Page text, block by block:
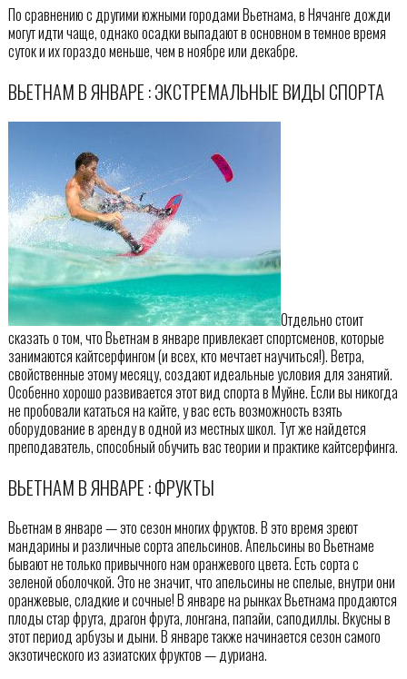
По сравнению с другими южными городами Вьетнама, в Нячанге дожди
могут идти чаще, однако осадки выпадают в основном в темное время
суток и их гораздо меньше, чем в ноябре или декабре.
ВЬЕТНАМ В ЯНВАРЕ : ЭКСТРЕМАЛЬНЫЕ ВИДЫ СПОРТА
Отдельно стоит
сказать о том, что Вьетнам в январе привлекает спортсменов, которые
занимаются кайтсерфингом (и всех, кто мечтает научиться!). Ветра,
свойственные этому месяцу, создают идеальные условия для занятий.
Особенно хорошо развивается этот вид спорта в Муйне. Если вы никогда
не пробовали кататься на кайте, у вас есть возможность взять
оборудование в аренду в одной из местных школ. Тут же найдется
преподаватель, способный обучить вас теории и практике кайтсерфинга.
ВЬЕТНАМ В ЯНВАРЕ : ФРУКТЫ
Вьетнам в январе — это сезон многих фруктов. В это время зреют
мандарины и различные сорта апельсинов. Апельсины во Вьетнаме
бывают не только привычного нам оранжевого цвета. Есть сорта с
зеленой оболочкой. Это не значит, что апельсины не спелые, внутри они
оранжевые, сладкие и сочные! В январе на рынках Вьетнама продаются
плоды стар фрута, драгон фрута, лонгана, папайи, саподиллы. Вкусны в
этот период арбузы и дыни. В январе также начинается сезон самого
экзотического из азиатских фруктов — дуриана.